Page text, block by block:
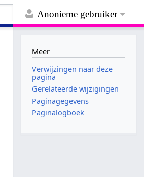
Anonieme gebruiker
Meer
Verwijzingen naar deze
pagina
Gerelateerde wijzigingen
Paginagegevens
Paginalogboek